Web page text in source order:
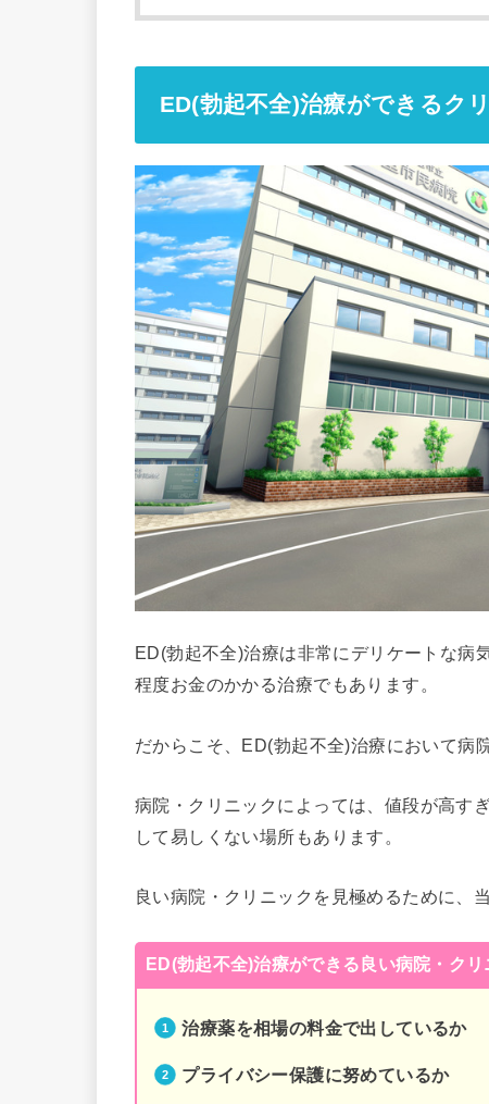
ED(勃起不全)治療ができるク
ED(勃起不全)治療は非常にデリケートな病
程度お金のかかる治療でもあります。
だからこそ、ED(勃起不全)治療において病
病院・クリニックによっては、値段が高す
して易しくない場所もあります。
良い病院・クリニックを見極めるために、
ED(勃起不全)治療ができる良い病院・ク
治療薬を相場の料金で出しているか
プライバシー保護に努めているか